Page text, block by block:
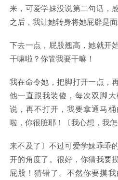
来，可爱学妹没说第二句话，
之后，我让她转身将她屁辟是
下去一点，屁股翘高，她就开
干嘛啦？你管我要干嘛！
我在命令她，把脚打开一点，
他一直跟我装傻，每次双脚
说，再不打开，我要拿通马
啦，你很脏耶！〔我心想，我
来不及了〕不过可爱学妹乖乖
开的角度了。很好，你猜我要
屁股！猜错了。不然你要摸我